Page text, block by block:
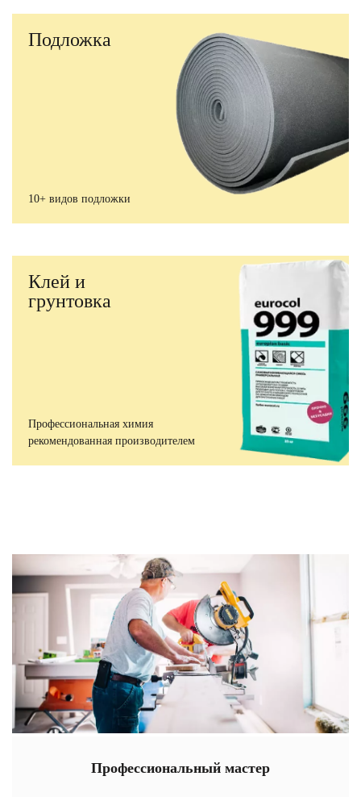
Подложка
10+ видов подложки
Клей и
грунтовка
Профессиональная химия
рекомендованная производителем
Профессиональный мастер